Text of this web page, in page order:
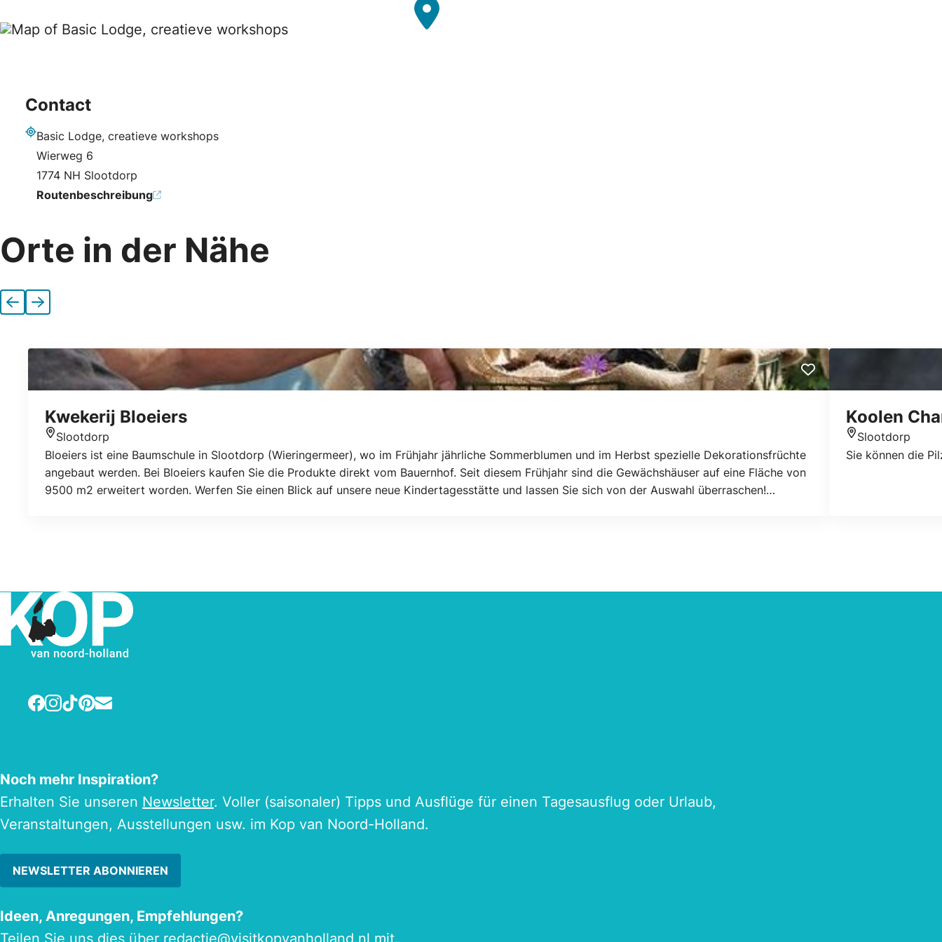
Contact
Basic Lodge, creatieve workshops
Wierweg 6
1774 NH Slootdorp
Routenbeschreibung
Orte in der Nähe
Vorherige
Nächste
Kwekerij Bloeiers
Standort
Slootdorp
Bloeiers ist eine Baumschule in Slootdorp (Wieringermeer), wo im Frühjahr jährliche Sommerblumen und im Herbst spezielle Dekorationsfrüchte
angebaut werden. Bei Bloeiers kaufen Sie die Produkte direkt vom Bauernhof. Seit diesem Frühjahr sind die Gewächshäuser auf eine Fläche von
9500 m2 erweitert worden. Werfen Sie einen Blick auf unsere neue Kindertagesstätte und lassen Sie sich von der Auswahl überraschen!
Koolen
Standort
Slootdorp
Sie können die
Facebook
Instagram
TikTok
Pinterest
E-mail
Noch mehr Inspiration?
Erhalten Sie unseren Newsletter. Voller (saisonaler) Tipps und Ausflüge für einen Tagesausflug oder Urlaub,
Veranstaltungen, Ausstellungen usw. im Kop van Noord-Holland.
NEWSLETTER ABONNIEREN
Ideen, Anregungen, Empfehlungen?
Teilen Sie uns dies über redactie@visitkopvanholland.nl mit.